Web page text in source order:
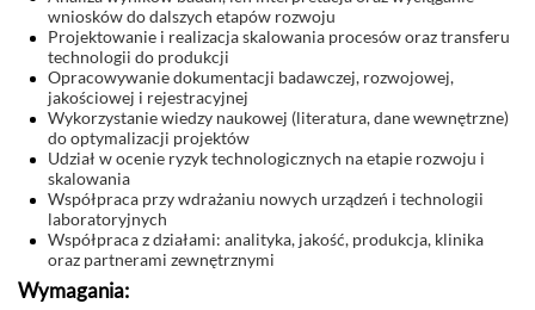
wniosków do dalszych etapów rozwoju
Projektowanie i realizacja skalowania procesów oraz transferu
technologii do produkcji
Opracowywanie dokumentacji badawczej, rozwojowej,
jakościowej i rejestracyjnej
Wykorzystanie wiedzy naukowej (literatura, dane wewnętrzne)
do optymalizacji projektów
Udział w ocenie ryzyk technologicznych na etapie rozwoju i
skalowania
Współpraca przy wdrażaniu nowych urządzeń i technologii
laboratoryjnych
Współpraca z działami: analityka, jakość, produkcja, klinika
oraz partnerami zewnętrznymi
Wymagania: